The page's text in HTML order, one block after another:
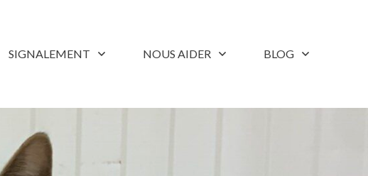
SIGNALEMENT NOUS AIDER BLOG